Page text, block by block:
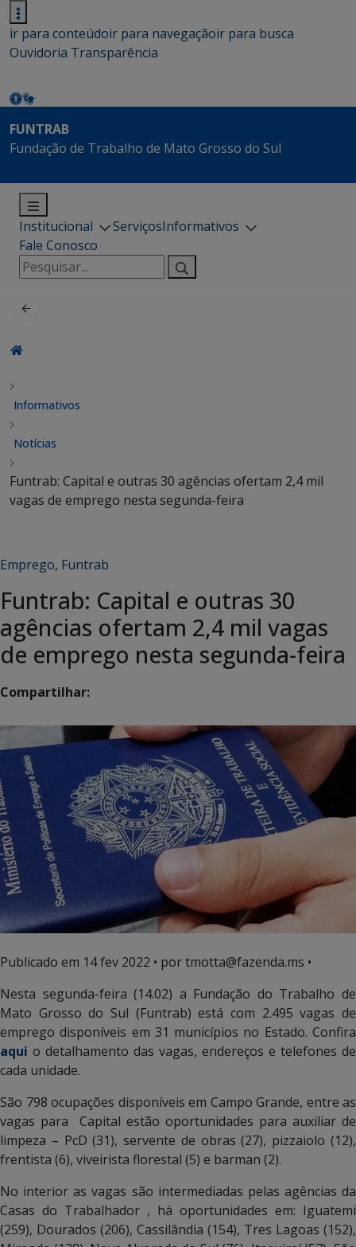
ir para conteúdoir para navegaçãoir para busca
Ouvidoria Transparência
FUNTRAB
Fundação de Trabalho de Mato Grosso do Sul
Institucional ServiçosInformativos
Fale Conosco
Pesquisar
por:
Informativos
Notícias
Funtrab: Capital e outras 30 agências ofertam 2,4 mil
vagas de emprego nesta segunda-feira
Emprego, Funtrab
Funtrab: Capital e outras 30
agências ofertam 2,4 mil vagas
de emprego nesta segunda-feira
Compartilhar:
Publicado em 14 fev 2022 • por tmotta@fazenda.ms •
Nesta segunda-feira (14.02) a Fundação do Trabalho de
Mato Grosso do Sul (Funtrab) está com 2.495 vagas de
emprego disponíveis em 31 municípios no Estado. Confira
aqui o detalhamento das vagas, endereços e telefones de
cada unidade.
São 798 ocupações disponíveis em Campo Grande, entre as
vagas para Capital estão oportunidades para auxiliar de
limpeza – PcD (31), servente de obras (27), pizzaiolo (12),
frentista (6), viveirista florestal (5) e barman (2).
No interior as vagas são intermediadas pelas agências da
Casas do Trabalhador , há oportunidades em: Iguatemi
(259), Dourados (206), Cassilândia (154), Tres Lagoas (152),